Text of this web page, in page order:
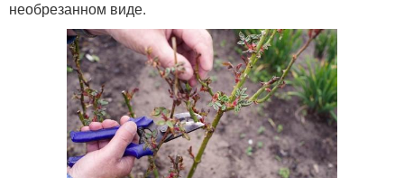
необрезанном виде.